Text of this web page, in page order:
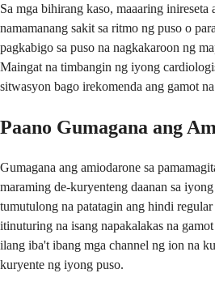
Sa mga bihirang kaso, maaaring inireseta
namamanang sakit sa ritmo ng puso o
pagkabigo sa puso na nagkakaroon ng
Maingat na timbangin ng iyong
sitwasyon bago irekomenda ang gamot
Paano Gumagana ang
Gumagana ang amiodarone sa
maraming de-kuryenteng daanan sa
tumutulong na patatagin ang hindi
itinuturing na isang napakalakas na
ilang iba't ibang mga channel ng ion na
kuryente ng iyong puso.